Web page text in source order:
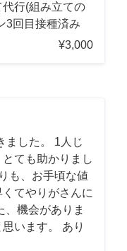
代行(組み立ての
3回目接種済み
¥3,000
ました。 1人じ
ても助かりまし
も、お手頃な値
てやりがさんに
、機会がありま
います。 あり